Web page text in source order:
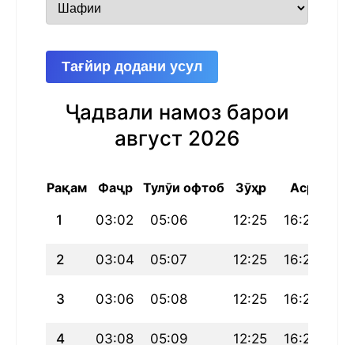
Тағйир додани усул
Ҷадвали намоз барои
август 2026
Рақам Фаҷр Тулӯи офтоб Зӯҳр Аср
1 03:02 05:06 12:25 16:25
2 03:04 05:07 12:25 16:25
3 03:06 05:08 12:25 16:24
4 03:08 05:09 12:25 16:24